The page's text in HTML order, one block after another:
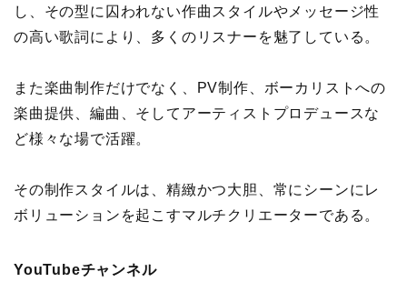
し、その型に囚われない作曲スタイルやメッセージ性
の高い歌詞により、多くのリスナーを魅了している。
また楽曲制作だけでなく、PV制作、ボーカリストへの
楽曲提供、編曲、そしてアーティストプロデュースな
ど様々な場で活躍。
その制作スタイルは、精緻かつ大胆、常にシーンにレ
ボリューションを起こすマルチクリエーターである。
YouTubeチャンネル